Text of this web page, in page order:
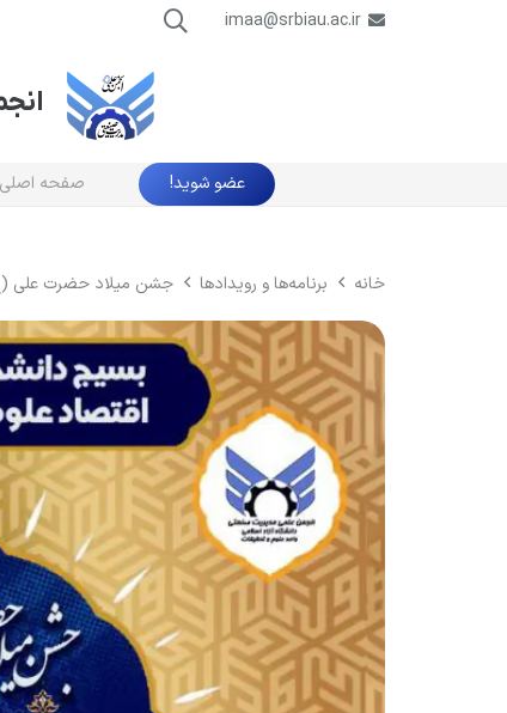
imaa@srbiau.ac.ir
عضو شوید! صفحه اصلی
خانه برنامه‌ها و رویدادها جشن میلاد حضرت علی